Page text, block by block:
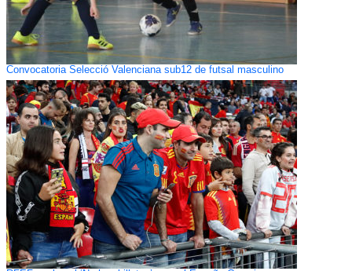
Convocatoria Selecció Valenciana sub12 de futsal masculino